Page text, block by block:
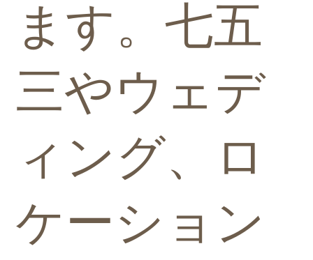
ます。七五
三やウェデ
ィング、ロ
ケーション